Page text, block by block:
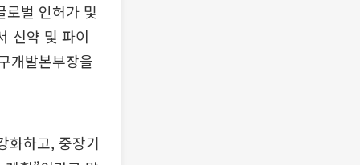
로벌 인허가 및
신약 및 파이
개발본부장을
화하고, 중장기